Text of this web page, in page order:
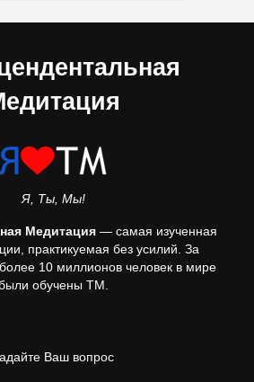
Я, Ты, Мы!
Медитация — самая изученная
практикуемая без усилий. За
10 миллионов человек в мире
обучены ТМ.
Ваш вопрос